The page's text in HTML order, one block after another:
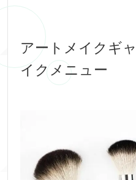
アートメイクギ
イクメニュー